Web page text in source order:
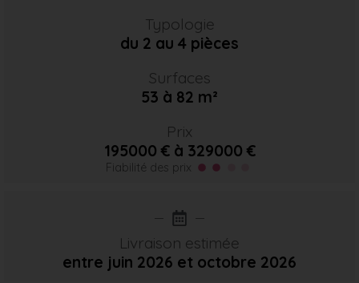
Typologie
du 2 au 4 pièces
Surfaces
53 à 82 m²
Prix
195000 € à 329000 €
Fiabilité des prix
Livraison estimée
entre juin 2026 et octobre 2026